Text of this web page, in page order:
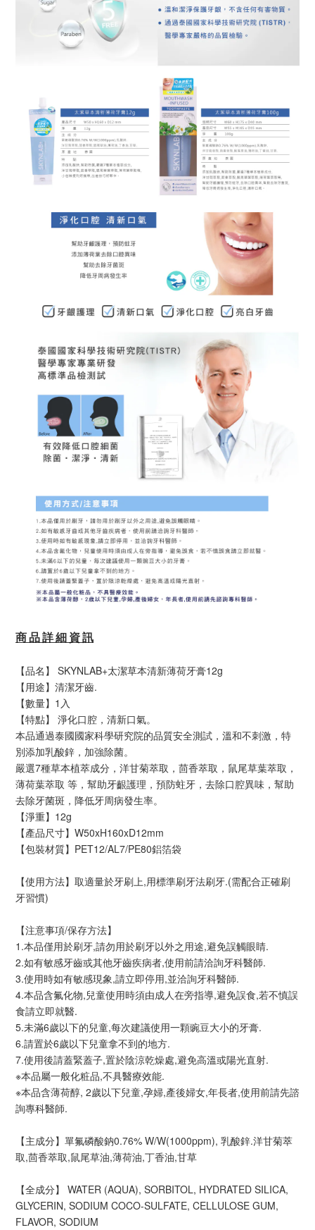
商 品 詳 細 資 訊
【品名】 SKYNLAB+太潔草本清新薄荷牙膏12g
【用途】清潔牙齒.
【數量】1入
【特點】 淨化口腔，清新口氣。
本品通過泰國國家科學研究院的品質安全測試，溫和不刺激，特
別添加乳酸鋅，加強除菌。
嚴選7種草本植萃成分，洋甘菊萃取，茴香萃取，鼠尾草葉萃取，
薄荷葉萃取 等，幫助牙齦護理，預防蛀牙，去除口腔異味，幫助
去除牙菌斑，降低牙周病發生率。
【淨重】12g
【產品尺寸】W50xH160xD12mm
【包裝材質】PET12/AL7/PE80鋁箔袋
【使用方法】取適量於牙刷上,用標準刷牙法刷牙.(需配合正確刷
牙習慣)
【注意事項/保存方法】
1.本品僅用於刷牙,請勿用於刷牙以外之用途,避免誤觸眼睛.
2.如有敏感牙齒或其他牙齒疾病者,使用前請洽詢牙科醫師.
3.使用時如有敏感現象,請立即停用,並洽詢牙科醫師.
4.本品含氟化物,兒童使用時須由成人在旁指導,避免誤食,若不慎誤
食請立即就醫.
5.未滿6歲以下的兒童,每次建議使用一顆豌豆大小的牙膏.
6.請置於6歲以下兒童拿不到的地方.
7.使用後請蓋緊蓋子,置於陰涼乾燥處,避免高溫或陽光直射.
※本品屬一般化粧品,不具醫療效能.
※本品含薄荷醇, 2歲以下兒童,孕婦,產後婦女,年長者,使用前請先諮
詢專科醫師.
【主成分】單氟磷酸鈉0.76% W/W(1000ppm), 乳酸鋅.洋甘菊萃
取,茴香萃取,鼠尾草油,薄荷油,丁香油,甘草
【全成分】 WATER (AQUA), SORBITOL, HYDRATED SILICA,
GLYCERIN, SODIUM COCO-SULFATE, CELLULOSE GUM,
FLAVOR, SODIUM